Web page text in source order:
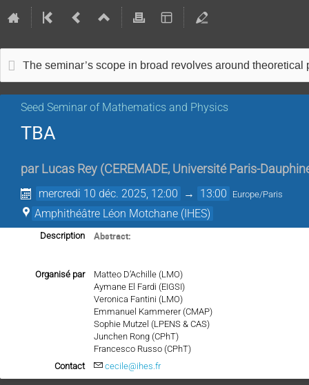
The seminar’s scope in broad revolves around theoretical
Seed Seminar of Mathematics and Physics
TBA
par Lucas Rey (CEREMADE, Université Paris-
mercredi 10 déc. 2025, 12:00 → 13:00 Europe/Paris
Amphithéâtre Léon Motchane (IHES)
Description Abstract:
Organisé par
Matteo D’Achille (LMO)
Aymane El Fardi (EIGSI)
Veronica Fantini (LMO)
Emmanuel Kammerer (CMAP)
Sophie Mutzel (LPENS & CAS)
Junchen Rong (CPhT)
Francesco Russo (CPhT)
Contact
cecile@ihes.fr